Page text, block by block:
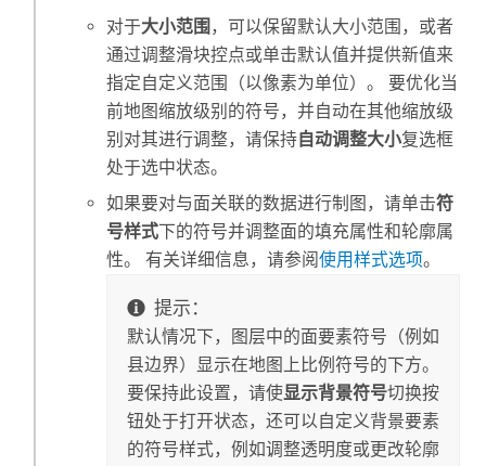
对于大小范围 ，可以保留默认大小范围，或者
通过调整滑块控点或单击默认值并提供新值来
指定自定义范围（以像素为单位）。 要优化当
前地图缩放级别的符号，并自动在其他缩放级
别对其进行调整，请保持自动调整大小复选框
处于选中状态。
如果要对与面关联的数据进行制图，请单击符
号样式下的符号并调整面的填充属性和轮廓属
性。 有关详细信息，请参阅使用样式选项。
提示：
默认情况下，图层中的面要素符号（例如
县边界）显示在地图上比例符号的下方。
要保持此设置，请使显示背景符号切换按
钮处于打开状态，还可以自定义背景要素
的符号样式，例如调整透明度或更改轮廓